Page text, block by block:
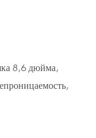
8,6 дюйма,